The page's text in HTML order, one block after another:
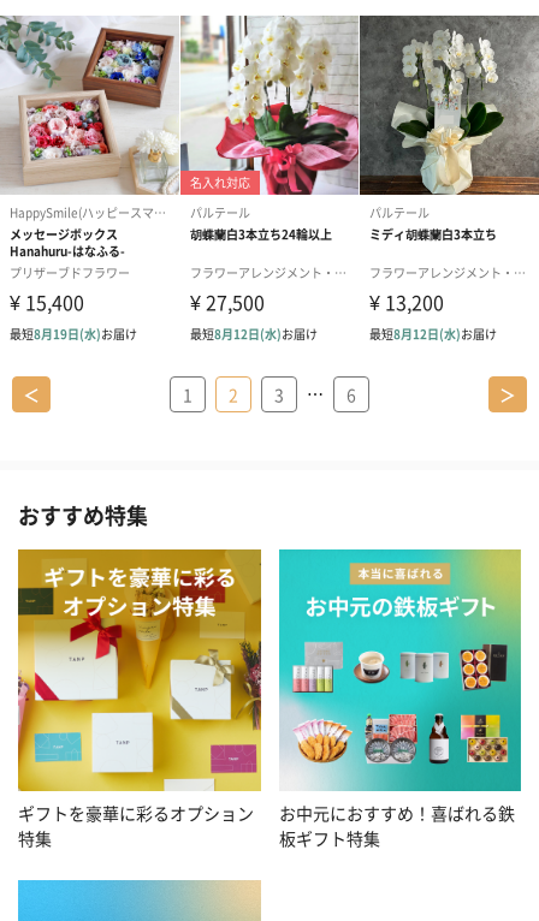
＜ 1 2 3 … 6 ＞
おすすめ特集
ギフトを豪華に彩るオプション
特集
お中元におすすめ！喜ばれる鉄
板ギフト特集